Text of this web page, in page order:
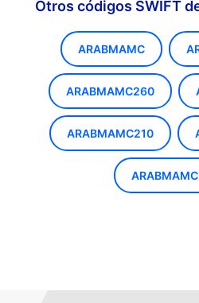
Otros códigos SWIFT
ARABMAMC
ARABMAMC260
ARABMAMC210